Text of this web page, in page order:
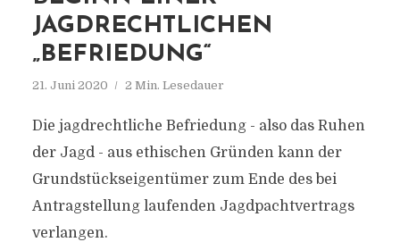
JAGDRECHTLICHEN
„BEFRIEDUNG“
21. Juni 2020 2 Min. Lesedauer
Die jagdrechtliche Befriedung - also das Ruhen
der Jagd - aus ethischen Gründen kann der
Grundstückseigentümer zum Ende des bei
Antragstellung laufenden Jagdpachtvertrags
verlangen.